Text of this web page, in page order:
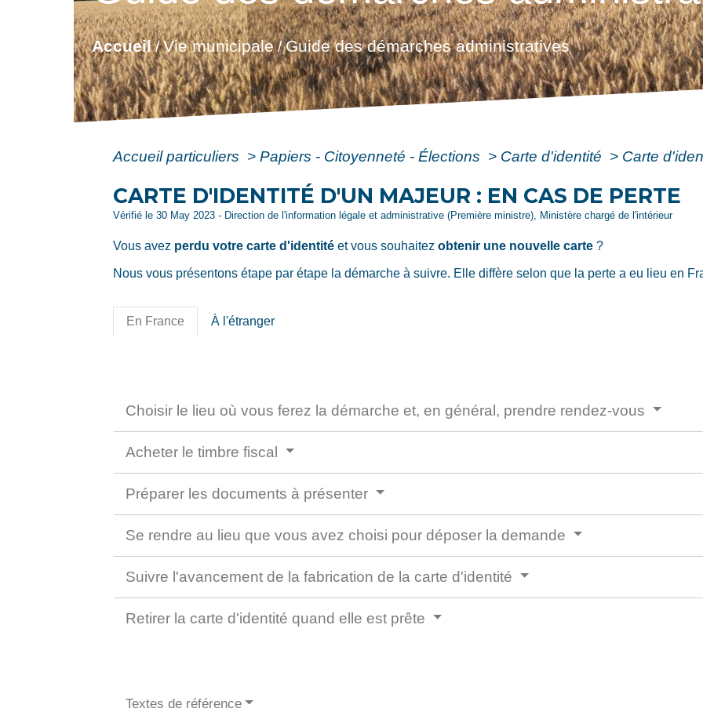
Accueil/Vie municipale/Guide des démarches administratives
Accueil particuliers > Papiers - Citoyenneté - Élections > Carte d'identité > Carte
CARTE D'IDENTITÉ D'UN MAJEUR : EN CAS DE PERTE
Vérifié le 30 May 2023 - Direction de l'information légale et administrative (Première ministre), Ministère chargé de l'intérieur
Vous avez perdu votre carte d'identité et vous souhaitezobtenir une nouvelle carte ?
Nous vous présentons étape par étape la démarche à suivre. Elle diffère selon que la perte a eu lieu en
En France À l'étranger
Choisir le lieu où vous ferez la démarche et, en général, prendre rendez-vous
Acheter le timbre fiscal
Préparer les documents à présenter
Se rendre au lieu que vous avez choisi pour déposer la demande
Suivre l'avancement de la fabrication de la carte d'identité
Retirer la carte d'identité quand elle est prête
Textes de référence